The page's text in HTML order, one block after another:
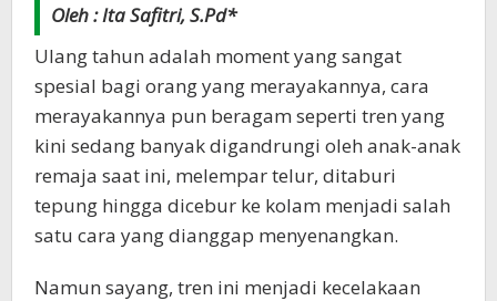
Oleh : Ita Safitri, S.Pd*
Ulang tahun adalah moment yang sangat
spesial bagi orang yang merayakannya, cara
merayakannya pun beragam seperti tren yang
kini sedang banyak digandrungi oleh anak-anak
remaja saat ini, melempar telur, ditaburi
tepung hingga dicebur ke kolam menjadi salah
satu cara yang dianggap menyenangkan.
Namun sayang, tren ini menjadi kecelakaan